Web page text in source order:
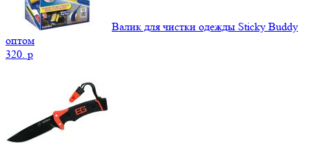
Валик для чистки одежды Sticky Buddy
оптом
320. p